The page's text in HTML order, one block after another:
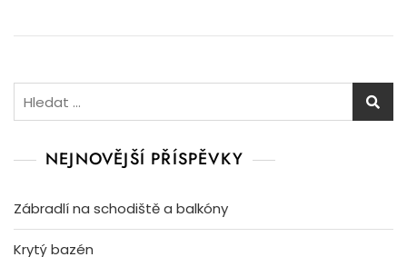
NEJNOVĚJŠÍ PŘÍSPĚVKY
Zábradlí na schodiště a balkóny
Krytý bazén